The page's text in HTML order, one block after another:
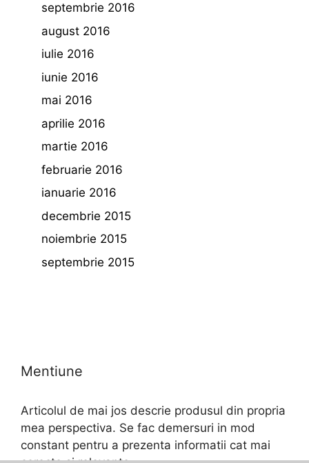
septembrie 2016
august 2016
iulie 2016
iunie 2016
mai 2016
aprilie 2016
martie 2016
februarie 2016
ianuarie 2016
decembrie 2015
noiembrie 2015
septembrie 2015
Mentiune
Articolul de mai jos descrie produsul din propria
mea perspectiva. Se fac demersuri in mod
constant pentru a prezenta informatii cat mai